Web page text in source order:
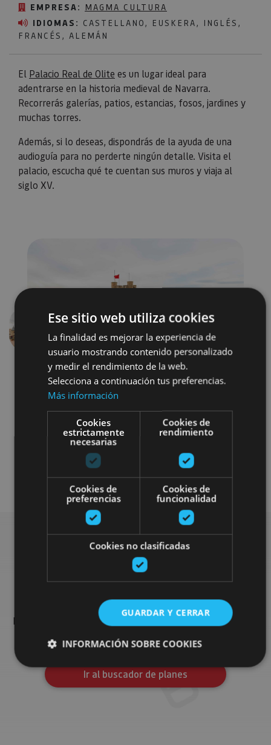
EMPRESA: MAGMA CULTURA
IDIOMAS: CASTELLANO, EUSKERA, INGLÉS,
FRANCÉS, ALEMÁN
El Palacio Real de Olite es un lugar ideal para
adentrarse en la historia medieval de Navarra.
Recorrerás galerías, patios, estancias, fosos, jardines y
muchas torres.
Además, si lo deseas, dispondrás de la ayuda de una
audioguía para no perderte ningún detalle. Visita el
palacio, escucha qué te cuentan sus muros y viaja al
siglo XV.
Anterior
Castillos y fortalezas
Arquitectura civil
Busca más planes
Encuentra planes y sugerencias para completar tu viaje en
Navarra: actividades organizadas, visitas y los eventos más
destados de la agenda.
Ir al buscador de planes
Ese sitio web utiliza cookies
La finalidad es mejorar la experiencia de
usuario mostrando contenido personalizado
y medir el rendimiento de la web.
Selecciona a continuación tus preferencias.
Más información
Cookies
estrictamente
necesarias
Cookies de
rendimiento
Cookies de
preferencias
Cookies de
funcionalidad
Cookies no clasificadas
GUARDAR Y CERRAR
INFORMACIÓN SOBRE COOKIES
Cookies estrictamente necesarias